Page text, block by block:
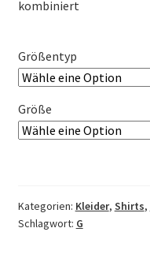
kombiniert
Größentyp
Größe
Kategorien: Kleider, Shirts,
Schlagwort: G